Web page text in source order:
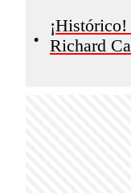
•
Richard